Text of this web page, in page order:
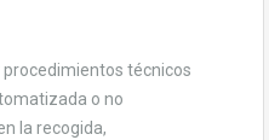
procedimientos técnicos
o no
la recogida,